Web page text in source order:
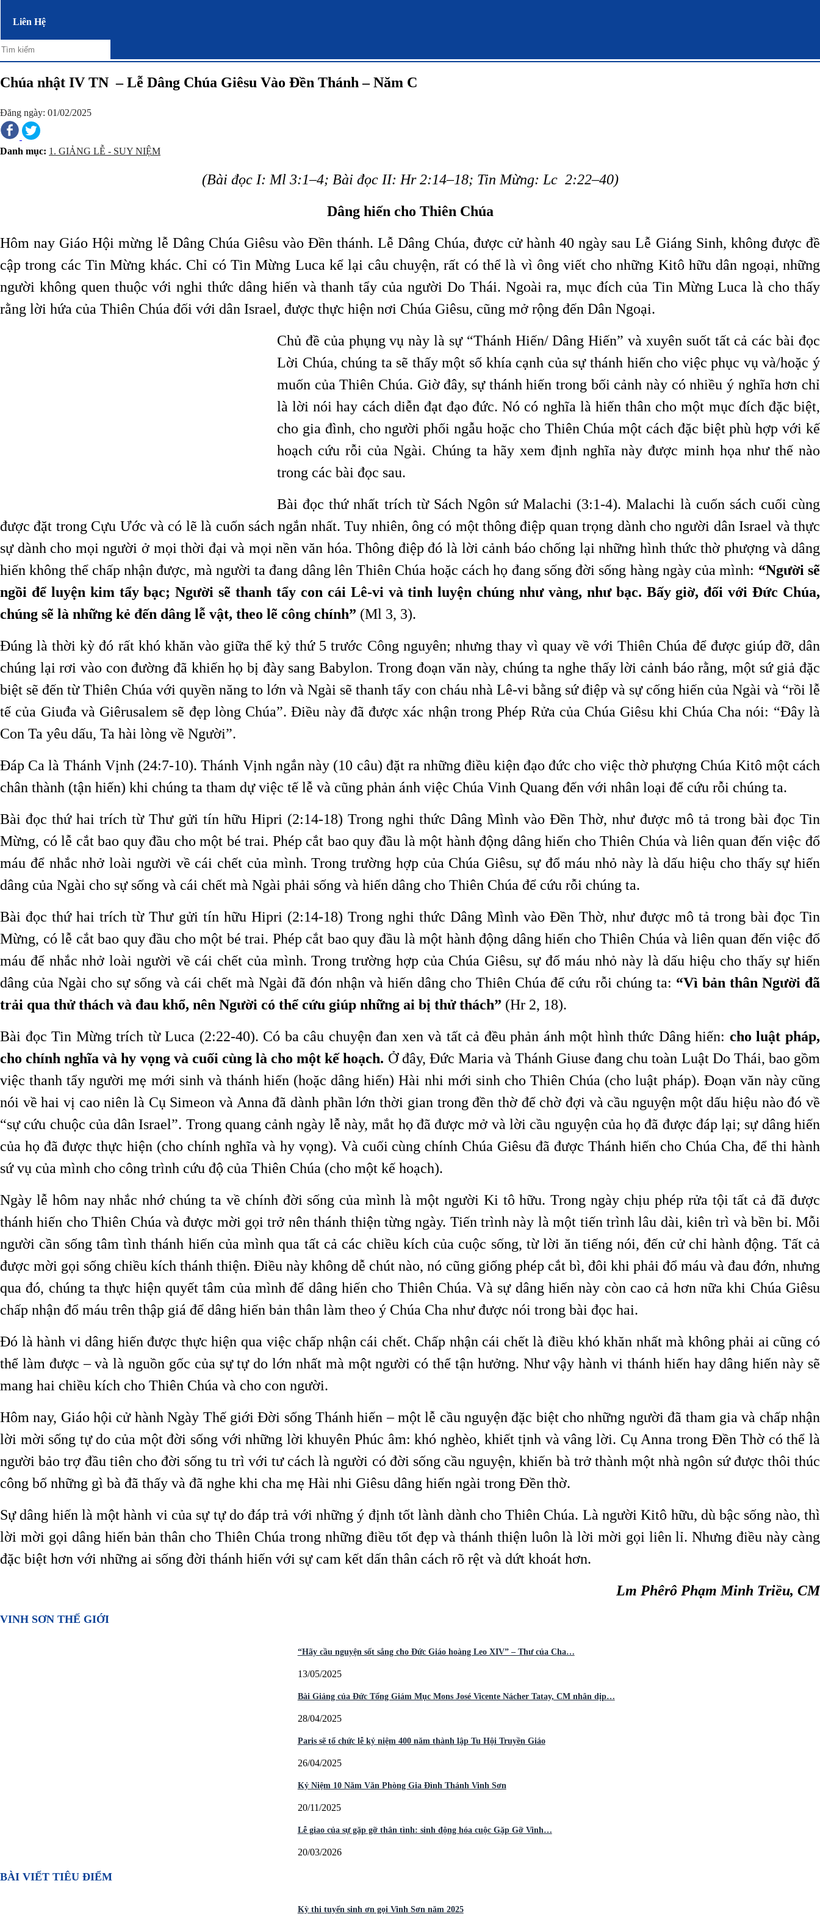
Liên Hệ
Chúa nhật IV TN – Lễ Dâng Chúa Giêsu Vào Đền Thánh – Năm C
Đăng ngày: 01/02/2025
Danh mục: 1. GIẢNG LỄ - SUY NIỆM
(Bài đọc I: Ml 3:1–4; Bài đọc II: Hr 2:14–18; Tin Mừng: Lc 2:22–40)
Dâng hiến cho Thiên Chúa
Hôm nay Giáo Hội mừng lễ Dâng Chúa Giêsu vào Đền thánh. Lễ Dâng Chúa, được cử hành 40 ngày sau Lễ Giáng Sinh, không được đề
cập trong các Tin Mừng khác. Chỉ có Tin Mừng Luca kể lại câu chuyện, rất có thể là vì ông viết cho những Kitô hữu dân ngoại, những
người không quen thuộc với nghi thức dâng hiến và thanh tẩy của người Do Thái. Ngoài ra, mục đích của Tin Mừng Luca là cho thấy
rằng lời hứa của Thiên Chúa đối với dân Israel, được thực hiện nơi Chúa Giêsu, cũng mở rộng đến Dân Ngoại.
Chủ đề của phụng vụ này là sự “Thánh Hiến/ Dâng Hiến” và xuyên suốt tất cả các bài đọc
Lời Chúa, chúng ta sẽ thấy một số khía cạnh của sự thánh hiến cho việc phục vụ và/hoặc ý
muốn của Thiên Chúa. Giờ đây, sự thánh hiến trong bối cảnh này có nhiều ý nghĩa hơn chỉ
là lời nói hay cách diễn đạt đạo đức. Nó có nghĩa là hiến thân cho một mục đích đặc biệt,
cho gia đình, cho người phối ngẫu hoặc cho Thiên Chúa một cách đặc biệt phù hợp với kế
hoạch cứu rỗi của Ngài. Chúng ta hãy xem định nghĩa này được minh họa như thế nào
trong các bài đọc sau.
Bài đọc thứ nhất trích từ Sách Ngôn sứ Malachi (3:1-4). Malachi là cuốn sách cuối cùng
được đặt trong Cựu Ước và có lẽ là cuốn sách ngắn nhất. Tuy nhiên, ông có một thông điệp quan trọng dành cho người dân Israel và thực
sự dành cho mọi người ở mọi thời đại và mọi nền văn hóa. Thông điệp đó là lời cảnh báo chống lại những hình thức thờ phượng và dâng
hiến không thể chấp nhận được, mà người ta đang dâng lên Thiên Chúa hoặc cách họ đang sống đời sống hàng ngày của mình: “Người sẽ
ngồi để luyện kim tẩy bạc; Người sẽ thanh tẩy con cái Lê-vi và tinh luyện chúng như vàng, như bạc. Bấy giờ, đối với Đức Chúa,
chúng sẽ là những kẻ đến dâng lễ vật, theo lẽ công chính” (Ml 3, 3).
Đúng là thời kỳ đó rất khó khăn vào giữa thế kỷ thứ 5 trước Công nguyên; nhưng thay vì quay về với Thiên Chúa để được giúp đỡ, dân
chúng lại rơi vào con đường đã khiến họ bị đày sang Babylon. Trong đoạn văn này, chúng ta nghe thấy lời cảnh báo rằng, một sứ giả đặc
biệt sẽ đến từ Thiên Chúa với quyền năng to lớn và Ngài sẽ thanh tẩy con cháu nhà Lê-vi bằng sứ điệp và sự cống hiến của Ngài và “rồi lễ
tế của Giuđa và Giêrusalem sẽ đẹp lòng Chúa”. Điều này đã được xác nhận trong Phép Rửa của Chúa Giêsu khi Chúa Cha nói: “Đây là
Con Ta yêu dấu, Ta hài lòng về Người”.
Đáp Ca là Thánh Vịnh (24:7-10). Thánh Vịnh ngắn này (10 câu) đặt ra những điều kiện đạo đức cho việc thờ phượng Chúa Kitô một cách
chân thành (tận hiến) khi chúng ta tham dự việc tế lễ và cũng phản ánh việc Chúa Vinh Quang đến với nhân loại để cứu rỗi chúng ta.
Bài đọc thứ hai trích từ Thư gửi tín hữu Hipri (2:14-18) Trong nghi thức Dâng Mình vào Đền Thờ, như được mô tả trong bài đọc Tin
Mừng, có lễ cắt bao quy đầu cho một bé trai. Phép cắt bao quy đầu là một hành động dâng hiến cho Thiên Chúa và liên quan đến việc đổ
máu để nhắc nhở loài người về cái chết của mình. Trong trường hợp của Chúa Giêsu, sự đổ máu nhỏ này là dấu hiệu cho thấy sự hiến
dâng của Ngài cho sự sống và cái chết mà Ngài phải sống và hiến dâng cho Thiên Chúa để cứu rỗi chúng ta.
Bài đọc thứ hai trích từ Thư gửi tín hữu Hipri (2:14-18) Trong nghi thức Dâng Mình vào Đền Thờ, như được mô tả trong bài đọc Tin
Mừng, có lễ cắt bao quy đầu cho một bé trai. Phép cắt bao quy đầu là một hành động dâng hiến cho Thiên Chúa và liên quan đến việc đổ
máu để nhắc nhở loài người về cái chết của mình. Trong trường hợp của Chúa Giêsu, sự đổ máu nhỏ này là dấu hiệu cho thấy sự hiến
dâng của Ngài cho sự sống và cái chết mà Ngài đã đón nhận và hiến dâng cho Thiên Chúa để cứu rỗi chúng ta: “Vì bản thân Người đã
trải qua thử thách và đau khổ, nên Người có thể cứu giúp những ai bị thử thách” (Hr 2, 18).
Bài đọc Tin Mừng trích từ Luca (2:22-40). Có ba câu chuyện đan xen và tất cả đều phản ánh một hình thức Dâng hiến: cho luật pháp,
cho chính nghĩa và hy vọng và cuối cùng là cho một kế hoạch. Ở đây, Đức Maria và Thánh Giuse đang chu toàn Luật Do Thái, bao gồm
việc thanh tẩy người mẹ mới sinh và thánh hiến (hoặc dâng hiến) Hài nhi mới sinh cho Thiên Chúa (cho luật pháp). Đoạn văn này cũng
nói về hai vị cao niên là Cụ Simeon và Anna đã dành phần lớn thời gian trong đền thờ để chờ đợi và cầu nguyện một dấu hiệu nào đó về
“sự cứu chuộc của dân Israel”. Trong quang cảnh ngày lễ này, mắt họ đã được mở và lời cầu nguyện của họ đã được đáp lại; sự dâng hiến
của họ đã được thực hiện (cho chính nghĩa và hy vọng). Và cuối cùng chính Chúa Giêsu đã được Thánh hiến cho Chúa Cha, để thi hành
sứ vụ của mình cho công trình cứu độ của Thiên Chúa (cho một kế hoạch).
Ngày lễ hôm nay nhắc nhớ chúng ta về chính đời sống của mình là một người Ki tô hữu. Trong ngày chịu phép rửa tội tất cả đã được
thánh hiến cho Thiên Chúa và được mời gọi trở nên thánh thiện từng ngày. Tiến trình này là một tiến trình lâu dài, kiên trì và bền bỉ. Mỗi
người cần sống tâm tình thánh hiến của mình qua tất cả các chiều kích của cuộc sống, từ lời ăn tiếng nói, đến cử chỉ hành động. Tất cả
được mời gọi sống chiều kích thánh thiện. Điều này không dễ chút nào, nó cũng giống phép cắt bì, đôi khi phải đổ máu và đau đớn, nhưng
qua đó, chúng ta thực hiện quyết tâm của mình để dâng hiến cho Thiên Chúa. Và sự dâng hiến này còn cao cả hơn nữa khi Chúa Giêsu
chấp nhận đổ máu trên thập giá để dâng hiến bản thân làm theo ý Chúa Cha như được nói trong bài đọc hai.
Đó là hành vi dâng hiến được thực hiện qua việc chấp nhận cái chết. Chấp nhận cái chết là điều khó khăn nhất mà không phải ai cũng có
thể làm được – và là nguồn gốc của sự tự do lớn nhất mà một người có thể tận hưởng. Như vậy hành vi thánh hiến hay dâng hiến này sẽ
mang hai chiều kích cho Thiên Chúa và cho con người.
Hôm nay, Giáo hội cử hành Ngày Thế giới Đời sống Thánh hiến – một lễ cầu nguyện đặc biệt cho những người đã tham gia và chấp nhận
lời mời sống tự do của một đời sống với những lời khuyên Phúc âm: khó nghèo, khiết tịnh và vâng lời. Cụ Anna trong Đền Thờ có thể là
người bảo trợ đầu tiên cho đời sống tu trì với tư cách là người có đời sống cầu nguyện, khiến bà trở thành một nhà ngôn sứ được thôi thúc
công bố những gì bà đã thấy và đã nghe khi cha mẹ Hài nhi Giêsu dâng hiến ngài trong Đền thờ.
Sự dâng hiến là một hành vi của sự tự do đáp trả với những ý định tốt lành dành cho Thiên Chúa. Là người Kitô hữu, dù bậc sống nào, thì
lời mời gọi dâng hiến bản thân cho Thiên Chúa trong những điều tốt đẹp và thánh thiện luôn là lời mời gọi liên lỉ. Nhưng điều này càng
đặc biệt hơn với những ai sống đời thánh hiến với sự cam kết dấn thân cách rõ rệt và dứt khoát hơn.
Lm Phêrô Phạm Minh Triều, CM
VINH SƠN THẾ GIỚI
“Hãy cầu nguyện sốt sắng cho Đức Giáo hoàng Leo XIV” – Thư của Cha…
13/05/2025
Bài Giảng của Đức Tổng Giám Mục Mons José Vicente Nácher Tatay, CM nhân dịp…
28/04/2025
Paris sẽ tổ chức lễ kỷ niệm 400 năm thành lập Tu Hội Truyền Giáo
26/04/2025
Kỷ Niệm 10 Năm Văn Phòng Gia Đình Thánh Vinh Sơn
20/11/2025
Lễ giao của sự gặp gỡ thân tình: sinh động hóa cuộc Gặp Gỡ Vinh…
20/03/2026
BÀI VIẾT TIÊU ĐIỂM
Kỳ thi tuyển sinh ơn gọi Vinh Sơn năm 2025